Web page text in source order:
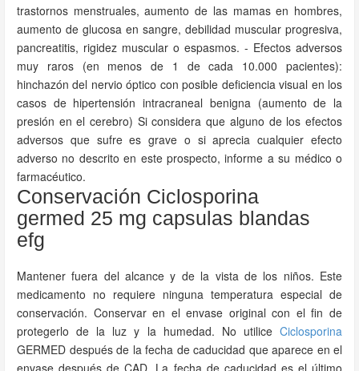
trastornos menstruales, aumento de las mamas en hombres,
aumento de glucosa en sangre, debilidad muscular progresiva,
pancreatitis, rigidez muscular o espasmos. - Efectos adversos
muy raros (en menos de 1 de cada 10.000 pacientes):
hinchazón del nervio óptico con posible deficiencia visual en los
casos de hipertensión intracraneal benigna (aumento de la
presión en el cerebro) Si considera que alguno de los efectos
adversos que sufre es grave o si aprecia cualquier efecto
adverso no descrito en este prospecto, informe a su médico o
farmacéutico.
Conservación Ciclosporina
germed 25 mg capsulas blandas
efg
Mantener fuera del alcance y de la vista de los niños. Este
medicamento no requiere ninguna temperatura especial de
conservación. Conservar en el envase original con el fin de
protegerlo de la luz y la humedad. No utilice Ciclosporina
GERMED después de la fecha de caducidad que aparece en el
envase después de CAD. La fecha de caducidad es el último